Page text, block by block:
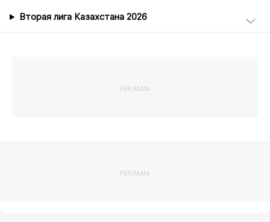
Вторая лига Казахстана 2026
РЕКЛАМА
РЕКЛАМА